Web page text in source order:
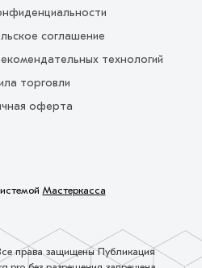
соглашение
технологий
торговли
оферта
Мастеркасса
права защищены Публикация